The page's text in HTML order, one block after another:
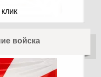
войска